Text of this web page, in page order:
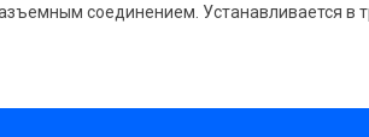
соединением. Устанавливается в